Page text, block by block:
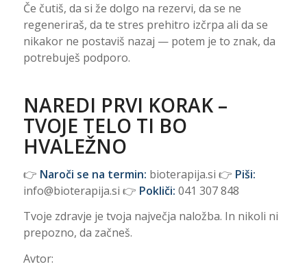
Če čutiš, da si že dolgo na rezervi, da se ne
regeneriraš, da te stres prehitro izčrpa ali da se
nikakor ne postaviš nazaj — potem je to znak, da
potrebuješ podporo.
NAREDI PRVI KORAK –
TVOJE TELO TI BO
HVALEŽNO
👉 Naroči se na termin: bioterapija.si 👉 Piši:
info@bioterapija.si 👉 Pokliči: 041 307 848
Tvoje zdravje je tvoja največja naložba. In nikoli ni
prepozno, da začneš.
Avtor: